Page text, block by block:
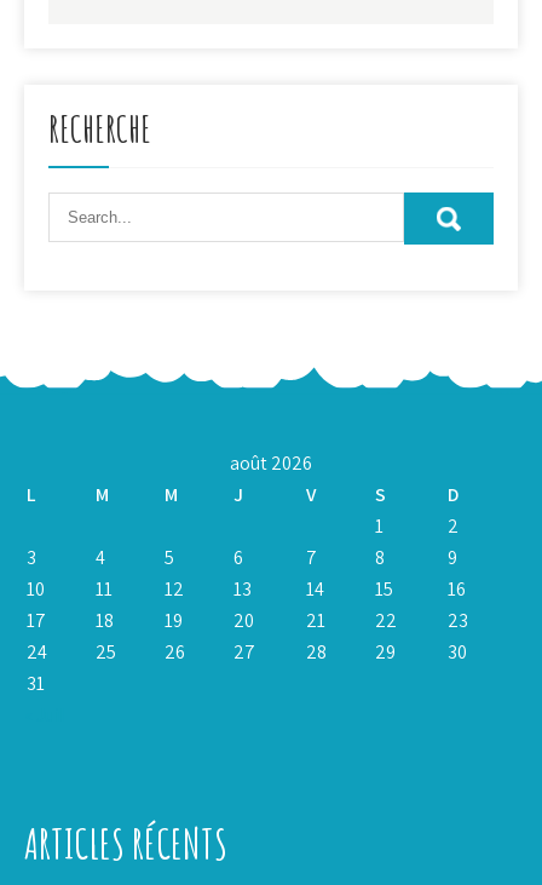
RECHERCHE
août 2026
L
M M J V S
D
1
2
3
4 5 6 7 8
9
10
11 12 13 14 15
16
17
18 19 20 21 22
23
24
25 26 27 28 29
30
31
ARTICLES RÉCENTS